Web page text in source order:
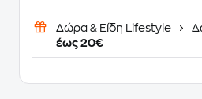
Δώρα & Είδη Lifestyle
έως 20€